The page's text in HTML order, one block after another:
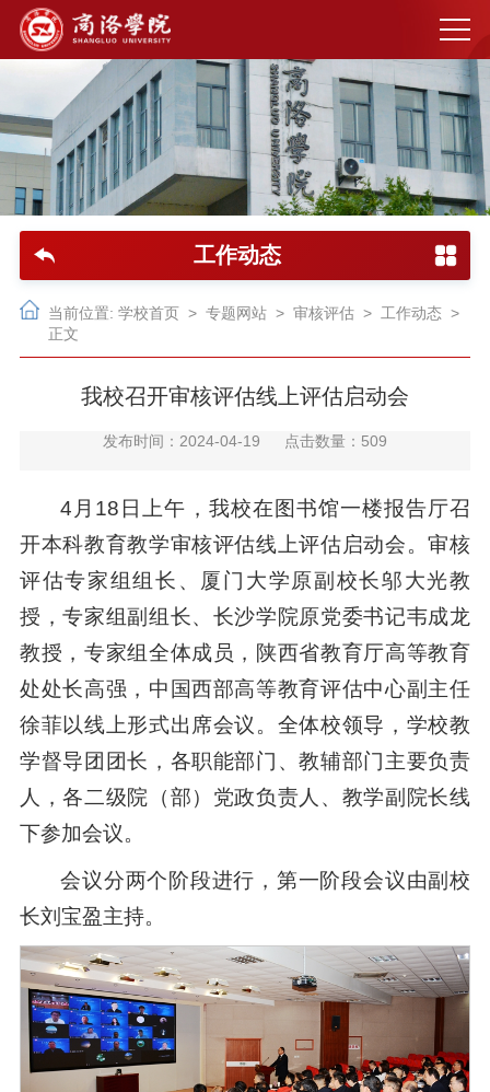
工作动态
当前位置: 学校首页 > 专题网站> 审核评估> 工作动态>
正文
我校召开审核评估线上评估启动会
发布时间：2024-04-19 点击数量： 509
4月18日上午，我校在图书馆一楼报告厅召
开本科教育教学审核评估线上评估启动会。审核
评估专家组组长、厦门大学原副校长邬大光教
授，专家组副组长、长沙学院原党委书记韦成龙
教授，专家组全体成员，陕西省教育厅高等教育
处处长高强，中国西部高等教育评估中心副主任
徐菲以线上形式出席会议。全体校领导，学校教
学督导团团长，各职能部门、教辅部门主要负责
人，各二级院（部）党政负责人、教学副院长线
下参加会议。
会议分两个阶段进行，第一阶段会议由副校
长刘宝盈主持。